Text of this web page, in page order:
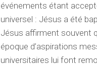
événements étant
universel : Jésus a été
Jésus affirment souvent
époque d’aspirations
universitaires lui font